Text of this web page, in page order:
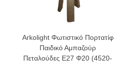
Arkolight Φωτιστικό Πορτατίφ
Παιδικό Αμπαζούρ
Πεταλούδες E27 Φ20 (4520-